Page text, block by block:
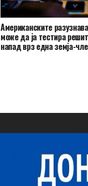
Американските
може да ја тестира
напад врз една земја-